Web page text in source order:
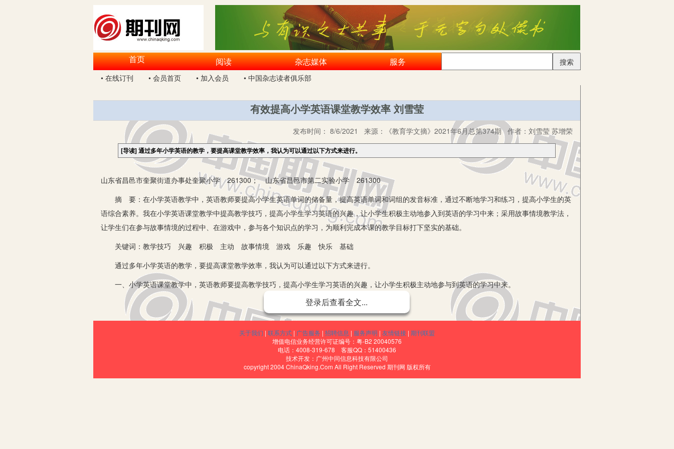
首页 阅读 杂志媒体 服务
搜索
• 在线订刊
• 会员首页 • 加入会员 • 中国杂志读者俱乐部
有效提高小学英语课堂教学效率 刘雪莹
发布时间： 8/6/2021 来源： 《教育学文摘》2021年6月总第374期作者： 刘雪莹 苏增荣
[导读]通过多年小学英语的教学，要提高课堂教学效率，我认为可以通过以下方式来进行。
山东省昌邑市奎聚街道办事处奎聚小学 261300； 山东省昌邑市第二实验小学 261300
摘 要：在小学英语教学中，英语教师要提高小学生英语单词的储备量，提高英语单词和词组的发音标准，通过不断地学习和练习，提高小学生的英
语综合素养。我在小学英语课堂教学中提高教学技巧，提高小学生学习英语的兴趣，让小学生积极主动地参入到英语的学习中来；采用故事情境教学法，
让学生们在参与故事情境的过程中、在游戏中，参与各个知识点的学习，为顺利完成本课的教学目标打下坚实的基础。
关键词：教学技巧 兴趣 积极 主动 故事情境 游戏 乐趣 快乐 基础
通过多年小学英语的教学，要提高课堂教学效率，我认为可以通过以下方式来进行。
一、小学英语课堂教学中，英语教师要提高教学技巧，提高小学生学习英语的兴趣，让小学生积极主动地参与到英语的学习中来。
在小学阶段，小学生的言语表达能力有限，口语能力不强，有时自己内心所思所想也不能够用语言顺利地表达出来，再加上小学生接触英语不久，英
语又是一门外国语言，比较拗口，所以小学生学习英语的兴趣不高、积极性不强。要想让小学生学习好英语，必须要让小学生意识到学习英语的重要性，
认识到学习英语的必要性，在学习英语的过程中让小学生有较大的收获，有积极快乐的体验，让小学生对学习英语有好感，有了学习英语的冲动，才会对
英语产生兴趣，才会积极主动地学习小学英语。因此，在小学英语的教学中，小学英语教师必须努力提高课堂教学的艺术，提高课堂教学的技巧，根据小
学生的心理特征和生理特点，进行有艺术性的教学，让小学生对教学的过程充满渴望，都愿意参与教学的过程中。这就需要有较高的教学技巧，需要小学
英语教师认真学习教育教学的先进技术和先进方法，认真钻研英语教学大纲，积极与新课程改革接轨，吸取别人先进的英语课堂教学经验，用行之有效的
登录后查看全文...
关于我们 | 联系方式 | 广告服务 | 招聘信息 | 服务声明 | 友情链接 | 期刊联盟
增值电信业务经营许可证编号：粤-B2 20040576
电话：4008-319-678 客服QQ：51400436
技术开发：广州中同信息科技有限公司
copyright 2004 ChinaQking.Com All Right Reserved 期刊网 版权所有